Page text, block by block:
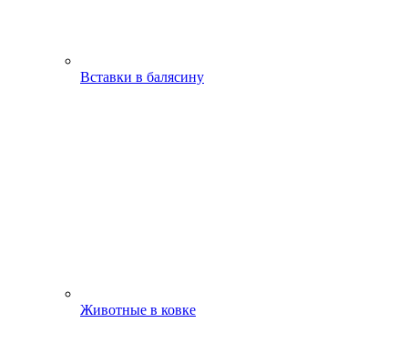
Вставки в балясину
Животные в ковке